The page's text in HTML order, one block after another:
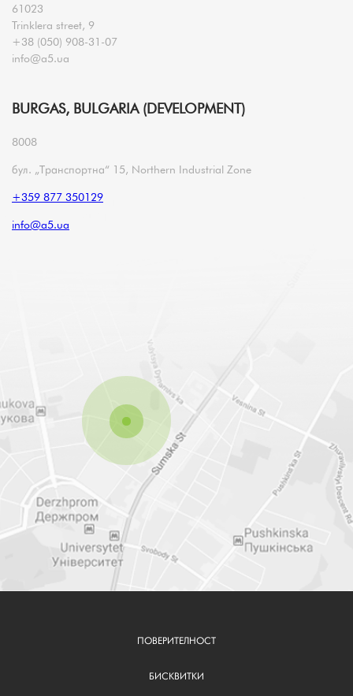
61023
Trinklera street, 9
+38 (050) 908-31-07
info@a5.ua
BURGAS, BULGARIA (DEVELOPMENT)
8008
бул. „Транспортна“ 15, Northern Industrial Zone
+359 877 350129
info@a5.ua
ПОВЕРИТЕЛНОСТ
БИСКВИТКИ